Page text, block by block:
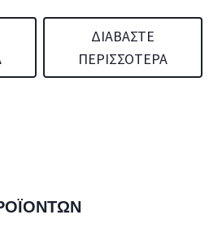
ΔΙΑΒΆΣΤΕ
ΠΕΡΙΣΣΌΤΕΡΑ